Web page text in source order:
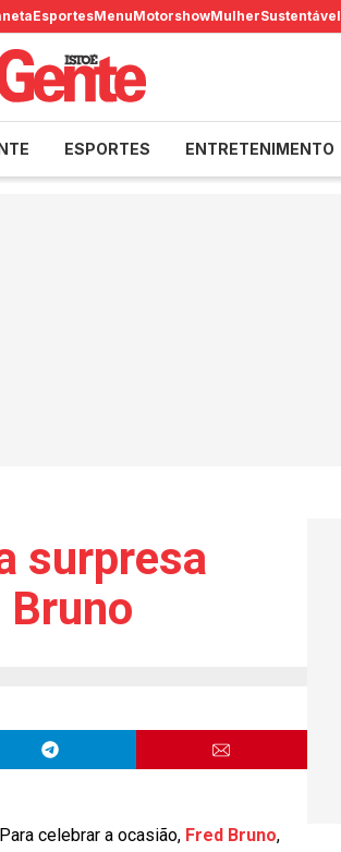
EsportesMenuMotorshowMulherSustentável
ESPORTES ENTRETENIMENTO
surpresa
Bruno
celebrar a ocasião, Fred Bruno,